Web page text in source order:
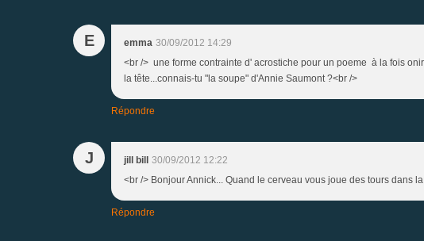
E emma 30/09/2012 14:29
<br /> une forme contrainte d' acrostiche pour un poeme à la fois
la tête...connais-tu "la soupe" d'Annie Saumont ?<br />
Répondre
J jill bill 30/09/2012 12:22
<br /> Bonjour Annick... Quand le cerveau vous joue des tours dans
Répondre